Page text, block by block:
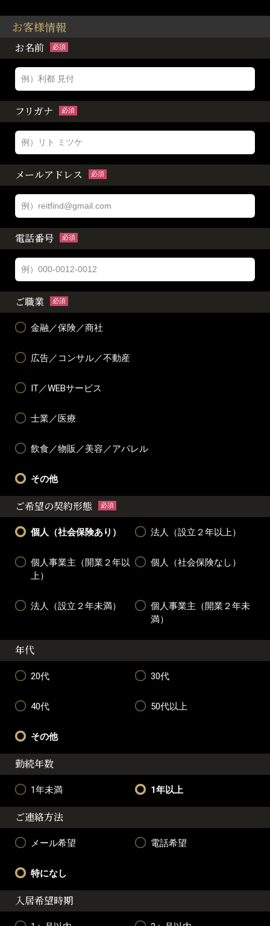
お客様情報
お名前 必須
フリガナ 必須
メールアドレス 必須
電話番号 必須
ご職業 必須
金融／保険／商社
広告／コンサル／不動産
IT／WEBサービス
士業／医療
飲食／物販／美容／アパレル
その他
ご希望の契約形態 必須
個人（社会保険あり） 法人（設立２年以上）
個人事業主（開業２年以
上）
個人（社会保険なし）
法人（設立２年未満）
個人事業主（開業２年未
満）
年代
20代 30代
40代 50代以上
その他
勤続年数
1年未満 1年以上
ご連絡方法
メール希望 電話希望
特になし
入居希望時期